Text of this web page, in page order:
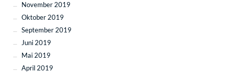
November 2019
Oktober 2019
September 2019
Juni 2019
Mai 2019
April 2019